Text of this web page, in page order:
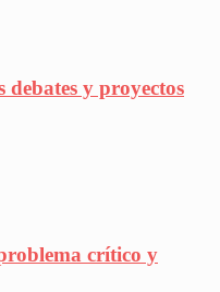
y proyectos
crítico y